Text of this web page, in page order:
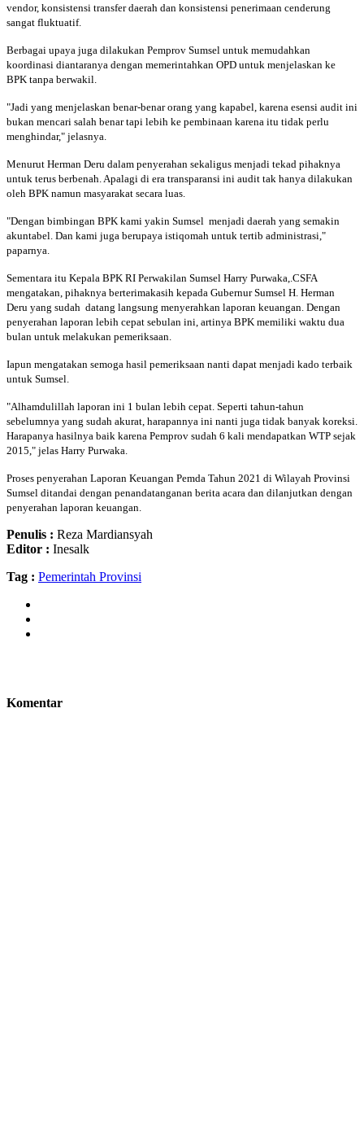
vendor, konsistensi transfer daerah dan konsistensi penerimaan cenderung
sangat fluktuatif.
Berbagai upaya juga dilakukan Pemprov Sumsel untuk memudahkan
koordinasi diantaranya dengan memerintahkan OPD untuk menjelaskan ke
BPK tanpa berwakil.
"Jadi yang menjelaskan benar-benar orang yang kapabel, karena esensi audit ini
bukan mencari salah benar tapi lebih ke pembinaan karena itu tidak perlu
menghindar," jelasnya.
Menurut Herman Deru dalam penyerahan sekaligus menjadi tekad pihaknya
untuk terus berbenah. Apalagi di era transparansi ini audit tak hanya dilakukan
oleh BPK namun masyarakat secara luas.
"Dengan bimbingan BPK kami yakin Sumsel menjadi daerah yang semakin
akuntabel. Dan kami juga berupaya istiqomah untuk tertib administrasi,"
paparnya.
Sementara itu Kepala BPK RI Perwakilan Sumsel Harry Purwaka,.CSFA
mengatakan, pihaknya berterimakasih kepada Gubernur Sumsel H. Herman
Deru yang sudah datang langsung menyerahkan laporan keuangan. Dengan
penyerahan laporan lebih cepat sebulan ini, artinya BPK memiliki waktu dua
bulan untuk melakukan pemeriksaan.
Iapun mengatakan semoga hasil pemeriksaan nanti dapat menjadi kado terbaik
untuk Sumsel.
"Alhamdulillah laporan ini 1 bulan lebih cepat. Seperti tahun-tahun
sebelumnya yang sudah akurat, harapannya ini nanti juga tidak banyak koreksi.
Harapanya hasilnya baik karena Pemprov sudah 6 kali mendapatkan WTP sejak
2015," jelas Harry Purwaka.
Proses penyerahan Laporan Keuangan Pemda Tahun 2021 di Wilayah Provinsi
Sumsel ditandai dengan penandatanganan berita acara dan dilanjutkan dengan
penyerahan laporan keuangan.
Penulis : Reza Mardiansyah
Editor : Inesalk
Tag : Pemerintah Provinsi
Komentar